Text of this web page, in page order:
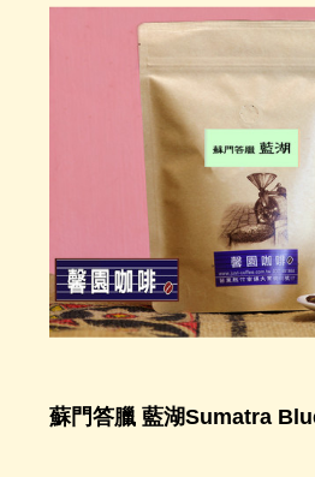
蘇門答臘 藍湖Sumatra